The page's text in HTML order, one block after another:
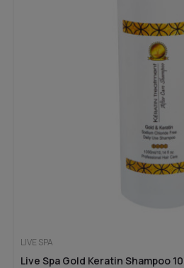
LIVE SPA
Live Spa Gold Keratin Shampoo